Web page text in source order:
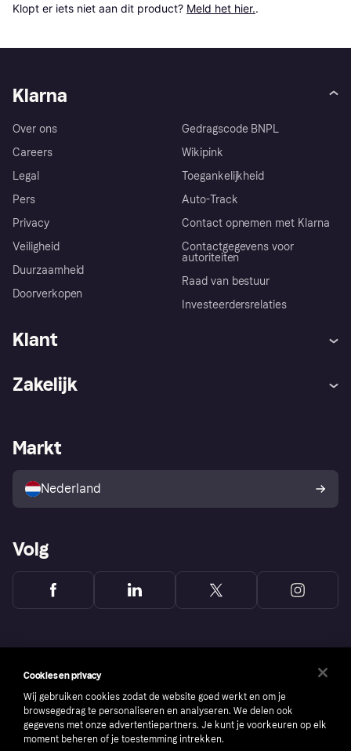
Klopt er iets niet aan dit product? Meld het hier..
Klarna
Over ons
Careers
Legal
Pers
Privacy
Veiligheid
Duurzaamheid
Doorverkopen
Gedragscode BNPL
Wikipink
Toegankelijkheid
Auto-Track
Contact opnemen met Klarna
Contactgegevens voor
autoriteiten
Raad van bestuur
Investeerdersrelaties
Klant
Winkeloverzicht
Kopersbescherming voor
consumenten
Zakelijk
Zakelijke login
Markt
Nederland
Volg
Cookies en privacy
Wij gebruiken cookies zodat de website goed werkt en om je
browsegedrag te personaliseren en analyseren. We delen ook
gegevens met onze advertentiepartners. Je kunt je voorkeuren op elk
moment beheren of je toestemming intrekken.